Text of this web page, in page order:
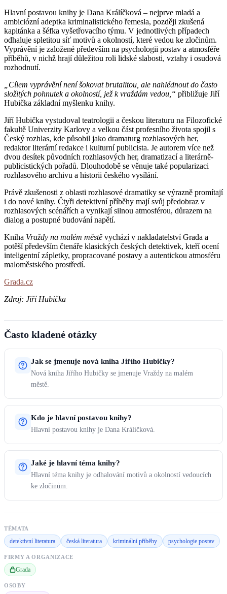
Hlavní postavou knihy je Dana Králíčková – nejprve mladá a
ambiciózní adeptka kriminalistického řemesla, později zkušená
kapitánka a šéfka vyšetřovacího týmu. V jednotlivých případech
odhaluje spletitou síť motivů a okolností, které vedou ke zločinům.
Vyprávění je založené především na psychologii postav a atmosféře
příběhů, v nichž hrají důležitou roli lidské slabosti, vztahy i osudová
rozhodnutí.
„Cílem vyprávění není šokovat brutalitou, ale nahlédnout do často
složitých pohnutek a okolností, jež k vraždám vedou,“ přibližuje Jiří
Hubička základní myšlenku knihy.
Jiří Hubička vystudoval teatrologii a českou literaturu na Filozofické
fakultě Univerzity Karlovy a velkou část profesního života spojil s
Český rozhlas, kde působil jako dramaturg rozhlasových her,
redaktor literární redakce i kulturní publicista. Je autorem více než
dvou desítek původních rozhlasových her, dramatizací a literárně-
publicistických pořadů. Dlouhodobě se věnuje také popularizaci
rozhlasového archivu a historii českého vysílání.
Právě zkušenosti z oblasti rozhlasové dramatiky se výrazně promítají
i do nové knihy. Čtyři detektivní příběhy mají svůj předobraz v
rozhlasových scénářích a vynikají silnou atmosférou, důrazem na
dialog a postupné budování napětí.
Kniha Vraždy na malém městě vychází v nakladatelství Grada a
potěší především čtenáře klasických českých detektivek, kteří ocení
inteligentní zápletky, propracované postavy a autentickou atmosféru
maloměstského prostředí.
Grada.cz
Zdroj: Jiří Hubička
Často kladené otázky
Jak se jmenuje nová kniha Jiřího Hubičky?
Nová kniha Jiřího Hubičky se jmenuje Vraždy na malém
městě.
Kdo je hlavní postavou knihy?
Hlavní postavou knihy je Dana Králíčková.
Jaké je hlavní téma knihy?
Hlavní téma knihy je odhalování motivů a okolností vedoucích
ke zločinům.
TÉMATA
detektivní literatura česká literatura kriminální příběhy psychologie postav
FIRMY A ORGANIZACE
Grada
OSOBY